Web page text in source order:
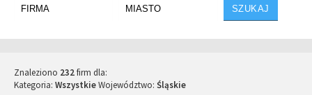
SZUKAJ
Znaleziono 232firm dla:
Kategoria: WszystkieWojewództwo: Śląskie